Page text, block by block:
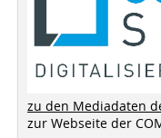
zu den Mediadaten
zur Webseite der